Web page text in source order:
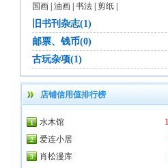
国画 油画 书法 剪纸
旧书刊杂志(1)
邮票、钱币(0)
古玩杂项(1)
店铺信用值排行榜
水木馆
爱连小居
肖松漫库